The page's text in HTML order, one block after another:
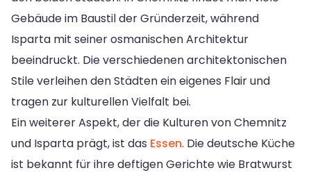
Gebäude im Baustil der Gründerzeit, während
Isparta mit seiner osmanischen Architektur
beeindruckt. Die verschiedenen architektonischen
Stile verleihen den Städten ein eigenes Flair und
tragen zur kulturellen Vielfalt bei.
Ein weiterer Aspekt, der die Kulturen von Chemnitz
und Isparta prägt, ist das Essen. Die deutsche Küche
ist bekannt für ihre deftigen Gerichte wie Bratwurst